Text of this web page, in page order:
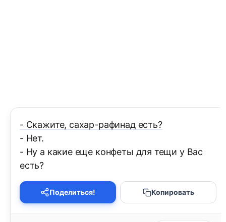
- Скажите, сахар-рафинад есть?
- Нет.
- Ну а какие еще конфеты для тещи у Вас
есть?
Поделиться! Копировать